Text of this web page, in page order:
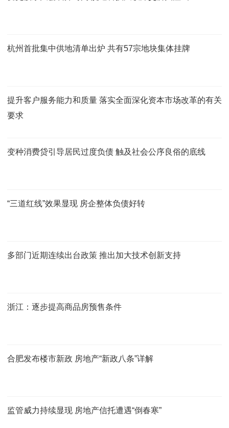
杭州首批集中供地清单出炉 共有57宗地块集体挂牌
提升客户服务能力和质量 落实全面深化资本市场改革的有关
要求
变种消费贷引导居民过度负债 触及社会公序良俗的底线
“三道红线”效果显现 房企整体负债好转
多部门近期连续出台政策 推出加大技术创新支持
浙江：逐步提高商品房预售条件
合肥发布楼市新政 房地产“新政八条”详解
监管威力持续显现 房地产信托遭遇“倒春寒”